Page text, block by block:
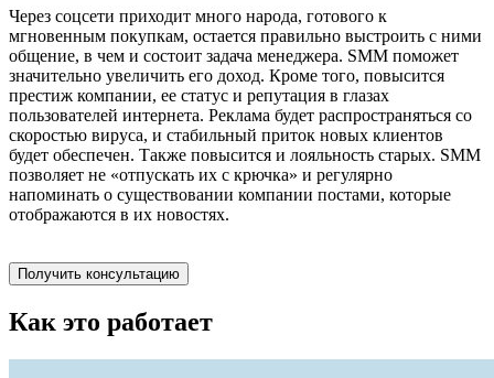
Через соцсети приходит много народа, готового к
мгновенным покупкам, остается правильно выстроить с ними
общение, в чем и состоит задача менеджера. SMM поможет
значительно увеличить его доход. Кроме того, повысится
престиж компании, ее статус и репутация в глазах
пользователей интернета. Реклама будет распространяться со
скоростью вируса, и стабильный приток новых клиентов
будет обеспечен. Также повысится и лояльность старых. SMM
позволяет не «отпускать их с крючка» и регулярно
напоминать о существовании компании постами, которые
отображаются в их новостях.
Получить консультацию
Как это работает